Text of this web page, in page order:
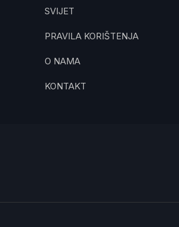
SVIJET
PRAVILA KORIŠTENJA
O NAMA
KONTAKT